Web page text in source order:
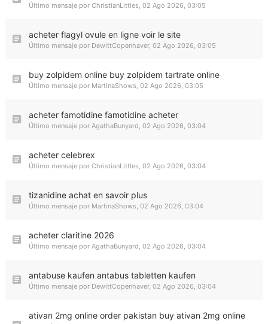
Último mensaje por ChristianLittles, 02 Ago 2026, 03:05
acheter flagyl ovule en ligne voir le site
Último mensaje por DewittCopenhaver, 02 Ago 2026, 03:05
buy zolpidem online buy zolpidem tartrate online
Último mensaje por MartinaShows, 02 Ago 2026, 03:05
acheter famotidine famotidine acheter
Último mensaje por AgathaBunyard, 02 Ago 2026, 03:04
acheter celebrex
Último mensaje por ChristianLittles, 02 Ago 2026, 03:04
tizanidine achat en savoir plus
Último mensaje por MartinaShows, 02 Ago 2026, 03:04
acheter claritine 2026
Último mensaje por AgathaBunyard, 02 Ago 2026, 03:04
antabuse kaufen antabus tabletten kaufen
Último mensaje por DewittCopenhaver, 02 Ago 2026, 03:04
ativan 2mg online order pakistan buy ativan 2mg online